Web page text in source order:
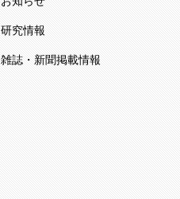
研究情報
雑誌・新聞掲載情報